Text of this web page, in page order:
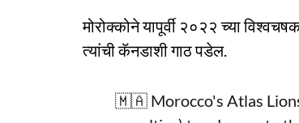
मोरोक्कोने यापूर्वी २०२२ च्या
त्यांची कॅनडाशी गाठ पडेल.
🇲🇦 Morocco's Atlas